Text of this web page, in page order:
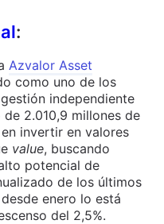
:
Azvalor Asset
como uno de los
independiente
2.010,9 millones de
invertir en valores
value, buscando
potencial de
de los últimos
enero lo está
del 2,5%.